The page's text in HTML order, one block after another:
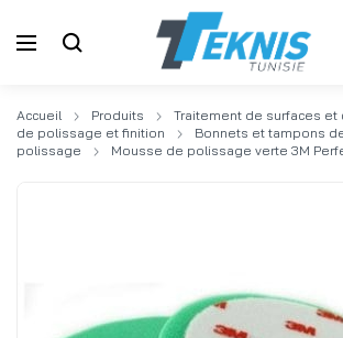
Accueil Produits Traitement de surfaces et
de polissage et finition
Bonnets et tampons
polissage
Mousse de polissage verte 3M